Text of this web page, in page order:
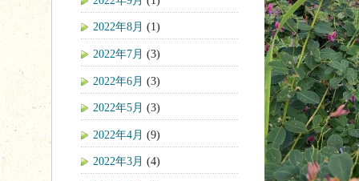
2022年8月 (1)
2022年7月 (3)
2022年6月 (3)
2022年5月 (3)
2022年4月 (9)
2022年3月 (4)